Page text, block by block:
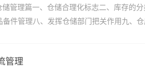
储管理篇一、仓储合理化标志二、库存的
备件管理八、发挥仓储部门把关作用九、
管理